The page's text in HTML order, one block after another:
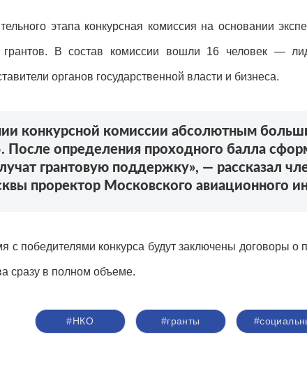
этапа конкурсная комиссия на основании
грантов. В состав комиссии вошли 16 человек —
органов государственной власти и бизнеса.
конкурсной комиссии абсолютным
После определения проходного балла
грантовую поддержку», — рассказал
проректор Московского авиационного
с победителями конкурса будут заключены договоры о
сразу в полном объеме.
#НКО #гранты